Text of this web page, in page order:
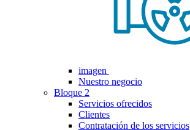
imagen
Nuestro negocio
Bloque 2
Servicios ofrecidos
Clientes
Contratación de los servicios